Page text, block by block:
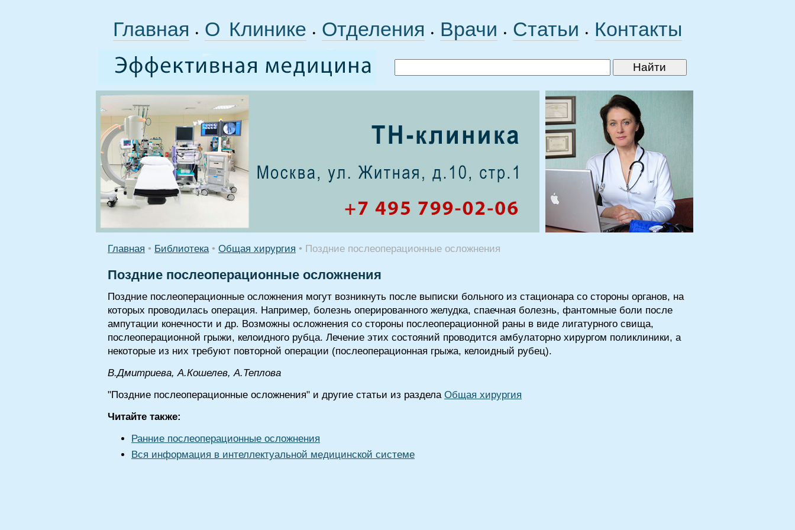
Главная • О Клинике • Отделения • Врачи • Статьи • Контакты
Главная • Библиотека • Общая хирургия • Поздние послеоперационные осложнения
Поздние послеоперационные осложнения
Поздние послеоперационные осложнения могут возникнуть после выписки больного из стационара со стороны органов, на
которых проводилась операция. Например, болезнь оперированного желудка, спаечная болезнь, фантомные боли после
ампутации конечности и др. Возможны осложнения со стороны послеоперационной раны в виде лигатурного свища,
послеоперационной грыжи, келоидного рубца. Лечение этих состояний проводится амбулаторно хирургом поликлиники, а
некоторые из них требуют повторной операции (послеоперационная грыжа, келоидный рубец).
В.Дмитриева, А.Кошелев, А.Теплова
"Поздние послеоперационные осложнения" и другие статьи из раздела Общая хирургия
Читайте также:
Ранние послеоперационные осложнения
Вся информация в интеллектуальной медицинской системе